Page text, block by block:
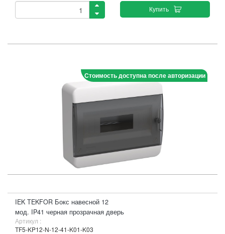
Купить
Стоимость доступна после авторизации
IEK TEKFOR Бокс навесной 12
мод. IP41 черная прозрачная дверь
Артикул :
TF5-KP12-N-12-41-K01-K03